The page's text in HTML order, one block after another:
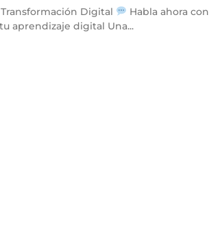
Digital
Habla ahora con
aprendizaje digital Una...